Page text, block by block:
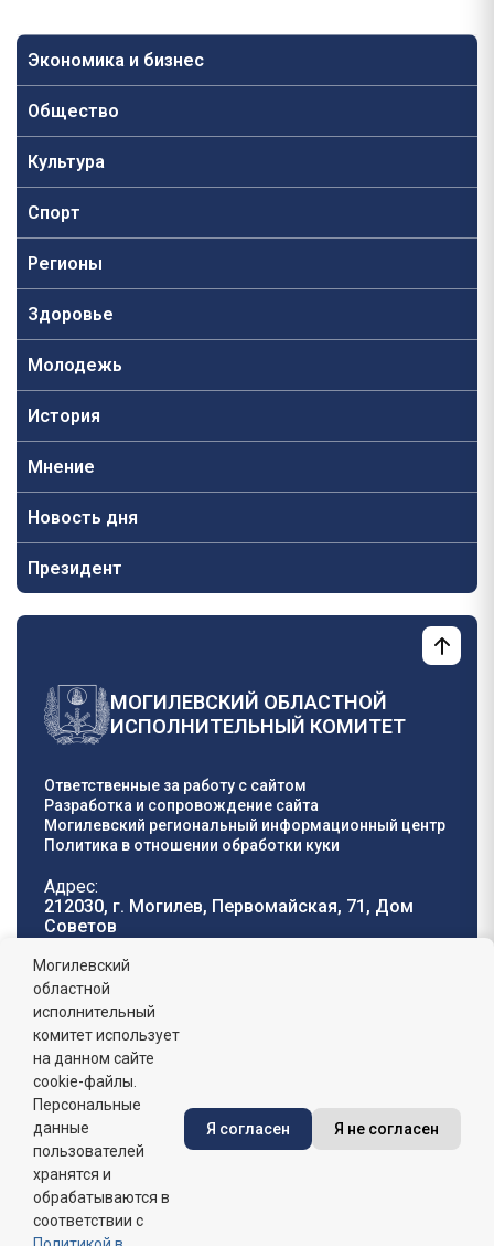
Экономика и бизнес
Общество
Культура
Спорт
Регионы
Здоровье
Молодежь
История
Мнение
Новость дня
Президент
МОГИЛЕВСКИЙ ОБЛАСТНОЙ
ИСПОЛНИТЕЛЬНЫЙ КОМИТЕТ
Ответственные за работу с сайтом
Разработка и сопровождение сайта
Могилевский региональный информационный центр
Политика в отношении обработки куки
Адрес:
212030, г. Могилев, Первомайская, 71, Дом
Cоветов
Телефон горячей
линии:
8 (0222) 71-32-55
График работы:
пн-пт: 8.00 - 17.00, сб-вс: выходной,
обеденный перерыв: 13:00 - 14:00
Сайт зарегистрирован в Государственном регистре
информационных ресурсов Республики Беларусь. №
Могилевский
областной
исполнительный
комитет использует
на данном сайте
cookie-файлы.
Персональные
данные
пользователей
хранятся и
обрабатываются в
соответствии с
Я согласен Я не согласен